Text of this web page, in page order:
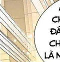
Hiện đại
Huyền Huyễn
Hài Hước